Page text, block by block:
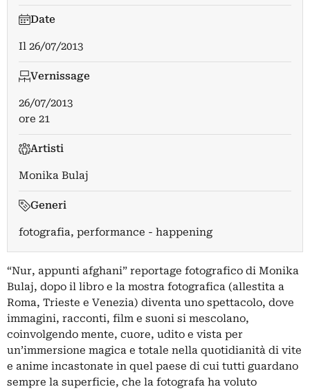
Date
Il 26/07/2013
Vernissage
26/07/2013
ore 21
Artisti
Monika Bulaj
Generi
fotografia, performance - happening
“Nur, appunti afghani” reportage fotografico di Monika
Bulaj, dopo il libro e la mostra fotografica (allestita a
Roma, Trieste e Venezia) diventa uno spettacolo, dove
immagini, racconti, film e suoni si mescolano,
coinvolgendo mente, cuore, udito e vista per
un’immersione magica e totale nella quotidianità di vite
e anime incastonate in quel paese di cui tutti guardano
sempre la superficie, che la fotografa ha voluto